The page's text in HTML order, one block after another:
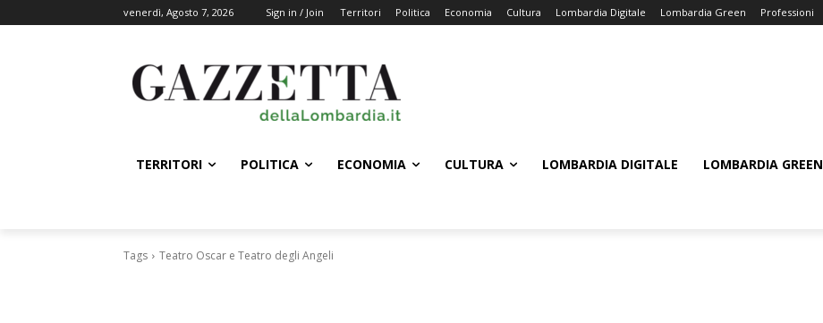
venerdì, Agosto 7, 2026 Sign in / Join Territori Politica Economia Cultura Lombardia Digitale Lombardia Green Professioni
TERRITORI POLITICA ECONOMIA CULTURA LOMBARDIA DIGITALE LOMBARDIA GREEN
Tags Teatro Oscar e Teatro degli Angeli